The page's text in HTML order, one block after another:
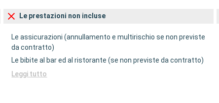
Le prestazioni non incluse
Le assicurazioni (annullamento e multirischio se non previste
da contratto)
Le bibite al bar ed al ristorante (se non previste da contratto)
Leggi tutto